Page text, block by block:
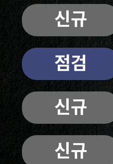
신규
점검
신규
신규